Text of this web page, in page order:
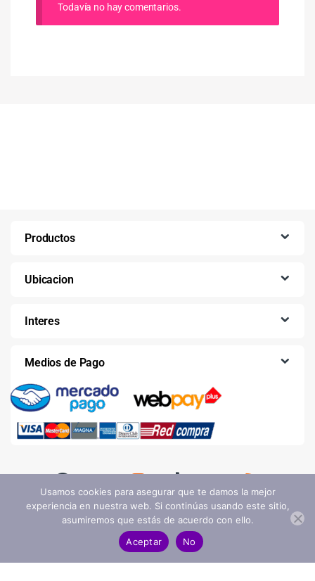
Todavía no hay comentarios.
Productos
Ubicacion
Interes
Medios de Pago
Usamos cookies para asegurar que te damos la mejor
experiencia en nuestra web. Si continúas usando este sitio,
asumiremos que estás de acuerdo con ello.
Aceptar
No